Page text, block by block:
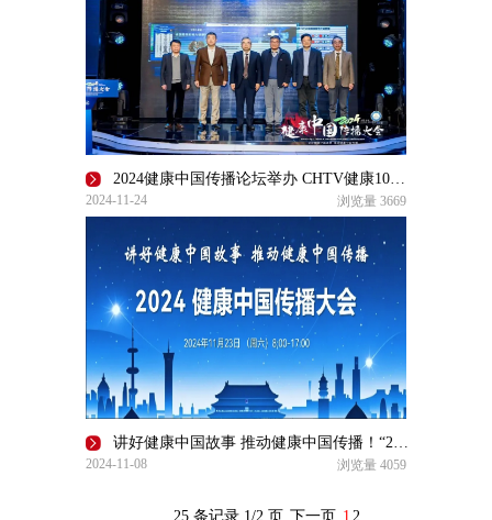
2024健康中国传播论坛举办 CHTV健康100传播平台宣布启动
2024-11-24 浏览量 3669
讲好健康中国故事 推动健康中国传播！“2024健康中国传播大会”即将启航
2024-11-08 浏览量 4059
25 条记录 1/2 页 下一页 1 2